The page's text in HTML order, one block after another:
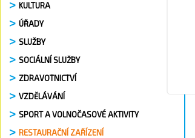
KULTURA
ÚŘADY
SLUŽBY
SOCIÁLNÍ SLUŽBY
ZDRAVOTNICTVÍ
VZDĚLÁVÁNÍ
SPORT A VOLNOČASOVÉ AKTIVITY
RESTAURAČNÍ ZAŘÍZENÍ